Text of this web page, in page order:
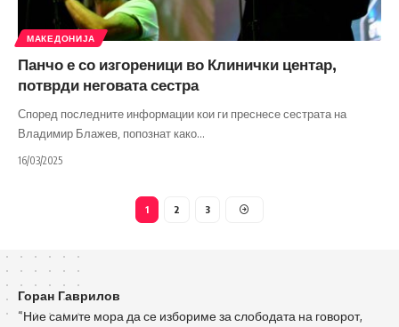
МАКЕДОНИЈА
Панчо е со изгореници во Клинички центар,
потврди неговата сестра
Според последните информации кои ги преснесе сестрата на
Владимир Блажев, попознат како…
16/03/2025
1 2 3
Горан Гаврилов
“Ние самите мора да се избориме за слободата на говорот,